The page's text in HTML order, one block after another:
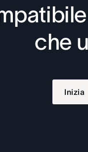
che
Inizia